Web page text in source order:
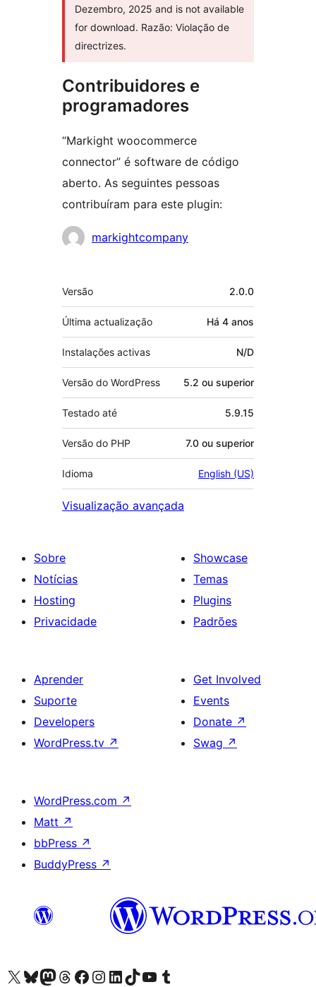
Dezembro, 2025 and is not available
for download. Razão: Violação de
directrizes.
Contribuidores e
programadores
“Markight woocommerce
connector” é software de código
aberto. As seguintes pessoas
contribuíram para este plugin:
Contribuidores
markightcompany
Metadados
Versão 2.0.0
Última actualização Há 4 anos
Instalações activas N/D
Versão do WordPress 5.2 ou superior
Testado até 5.9.15
Versão do PHP 7.0 ou superior
Idioma English (US)
Visualização avançada
Sobre
Notícias
Hosting
Privacidade
Showcase
Temas
Plugins
Padrões
Aprender
Suporte
Developers
WordPress.tv ↗
Get Involved
Events
Donate ↗
Swag ↗
WordPress.com ↗
Matt ↗
bbPress ↗
BuddyPress ↗
Visite a nossa conta X (antigo Twitter)
Visit our Bluesky account
Visit our Mastodon account
Visit our Threads account
Visite a nossa página do Facebook
Visite a nossa conta no Instagram
Visite a nossa conta no LinkedIn
Visit our TikTok account
Visit our YouTube channel
Visit our Tumblr account